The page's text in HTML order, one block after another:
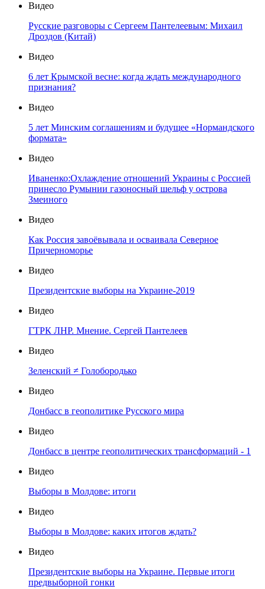
Видео
Русские разговоры с Сергеем Пантелеевым: Михаил
Дроздов (Китай)
Видео
6 лет Крымской весне: когда ждать международного
признания?
Видео
5 лет Минским соглашениям и будущее «Нормандского
формата»
Видео
Иваненко:Охлаждение отношений Украины с Россией
принесло Румынии газоносный шельф у острова
Змеиного
Видео
Как Россия завоёвывала и осваивала Северное
Причерноморье
Видео
Президентские выборы на Украине-2019
Видео
ГТРК ЛНР. Мнение. Сергей Пантелеев
Видео
Зеленский ≠ Голобородько
Видео
Донбасс в геополитике Русского мира
Видео
Донбасс в центре геополитических трансформаций - 1
Видео
Выборы в Молдове: итоги
Видео
Выборы в Молдове: каких итогов ждать?
Видео
Президентские выборы на Украине. Первые итоги
предвыборной гонки